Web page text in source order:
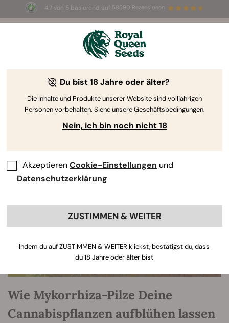
4.7 von 5 basierend auf 58690 Rezensionen
3 White Widow Auto SamenKOSTENLOS für die
The RQS Blog
Wie Mykorrhiza-Pilze Deine
Cannabispflanzen aufblühen lassen
Du bist 18 Jahre oder älter?
Die Inhalte und Produkte unserer Website sind volljährigen
Personen vorbehalten. Siehe unsere Geschäftsbedingungen.
Nein, ich bin noch nicht 18
AkzeptierenCookie-Einstellungen und
Datenschutzerklärung
ZUSTIMMEN & WEITER
Indem du auf ZUSTIMMEN & WEITER klickst, bestätigst du, dass
du 18 Jahre oder älter bist